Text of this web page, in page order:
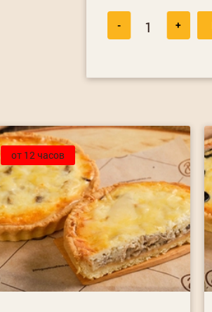
- +
от 12 часов